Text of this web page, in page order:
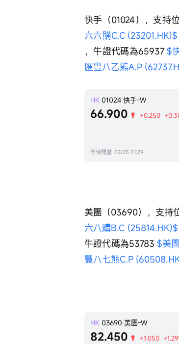
快手（01024），支持
六六購C.C (23201.HK)$
，牛證代碼為65937 $
匯豐八乙熊A.P
HK 01024 快手-W
66.900 +0.250
等待開盤 02/25 01:29
美團（03690），支持
六八購B.C (25814.HK)$
牛證代碼為53783 $美
豐八七熊C.P
HK 03690 美團-W
82.450 +1.050